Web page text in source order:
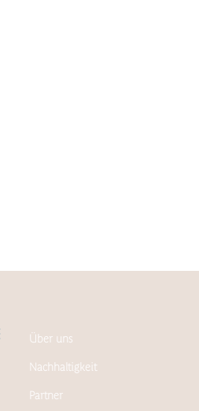
Über uns
Nachhaltigkeit
Partner